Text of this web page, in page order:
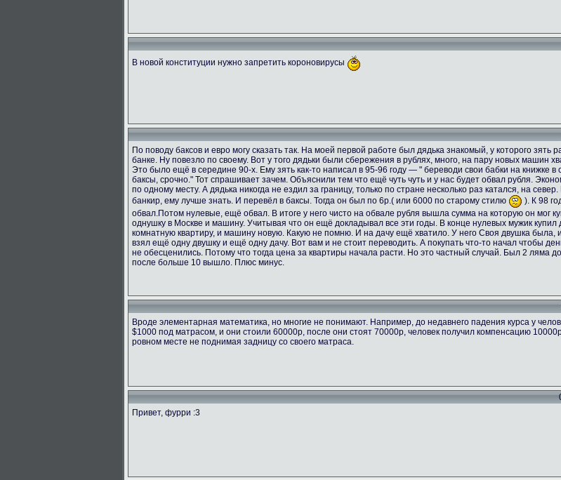
В новой конституции нужно запретить короновирусы
По поводу баксов и евро могу сказать так. На моей первой работе был дядька знакомый, у которого зять
банке. Ну повезло по своему. Вот у того дядьки были сбережения в рублях, много, на пару новых машин
Это было ещё в середине 90-х. Ему зять как-то написал в 95-96 году — " береводи свои бабки на книжке в
баксы, срочно." Тот спрашивает зачем. Объяснили тем что ещё чуть чуть и у нас будет обвал рубля.
по одному месту. А дядька никогда не ездил за границу, только по стране несколько раз катался, на север.
банкир, ему лучше знать. И перевёл в баксы. Тогда он был по 6р.( или 6000 по старому стилю
). К 98
обвал.Потом нулевые, ещё обвал. В итоге у него чисто на обвале рубля вышла сумма на которую он мог
однушку в Москве и машину. Учитывая что он ещё докладывал все эти годы. В конце нулевых мужик купил
комнатную квартиру, и машину новую. Какую не помню. И на дачу ещё хватило. У него Своя двушка была,
взял ещё одну двушку и ещё одну дачу. Вот вам и не стоит переводить. А покупать что-то начал чтобы
не обесценились. Потому что тогда цена за квартиры начала расти. Но это частный случай. Был 2 ляма
после больше 10 вышло. Плюс минус.
Вроде элементарная математика, но многие не понимают. Например, до недавнего падения курса у
$1000 под матрасом, и они стоили 60000р, после они стоят 70000р, человек получил компенсацию
ровном месте не поднимая задницу со своего матраса.
Привет, фурри :3